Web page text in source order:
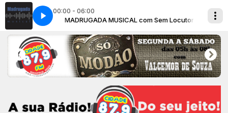
00:00 - 06:00
Locutor MADRUGADA MUSICAL com Sem Locutor